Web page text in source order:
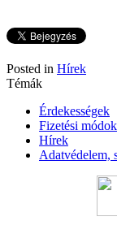
Posted in Hírek
Témák
Érdekességek
Fizetési módok
Hírek
Adatvédelem,